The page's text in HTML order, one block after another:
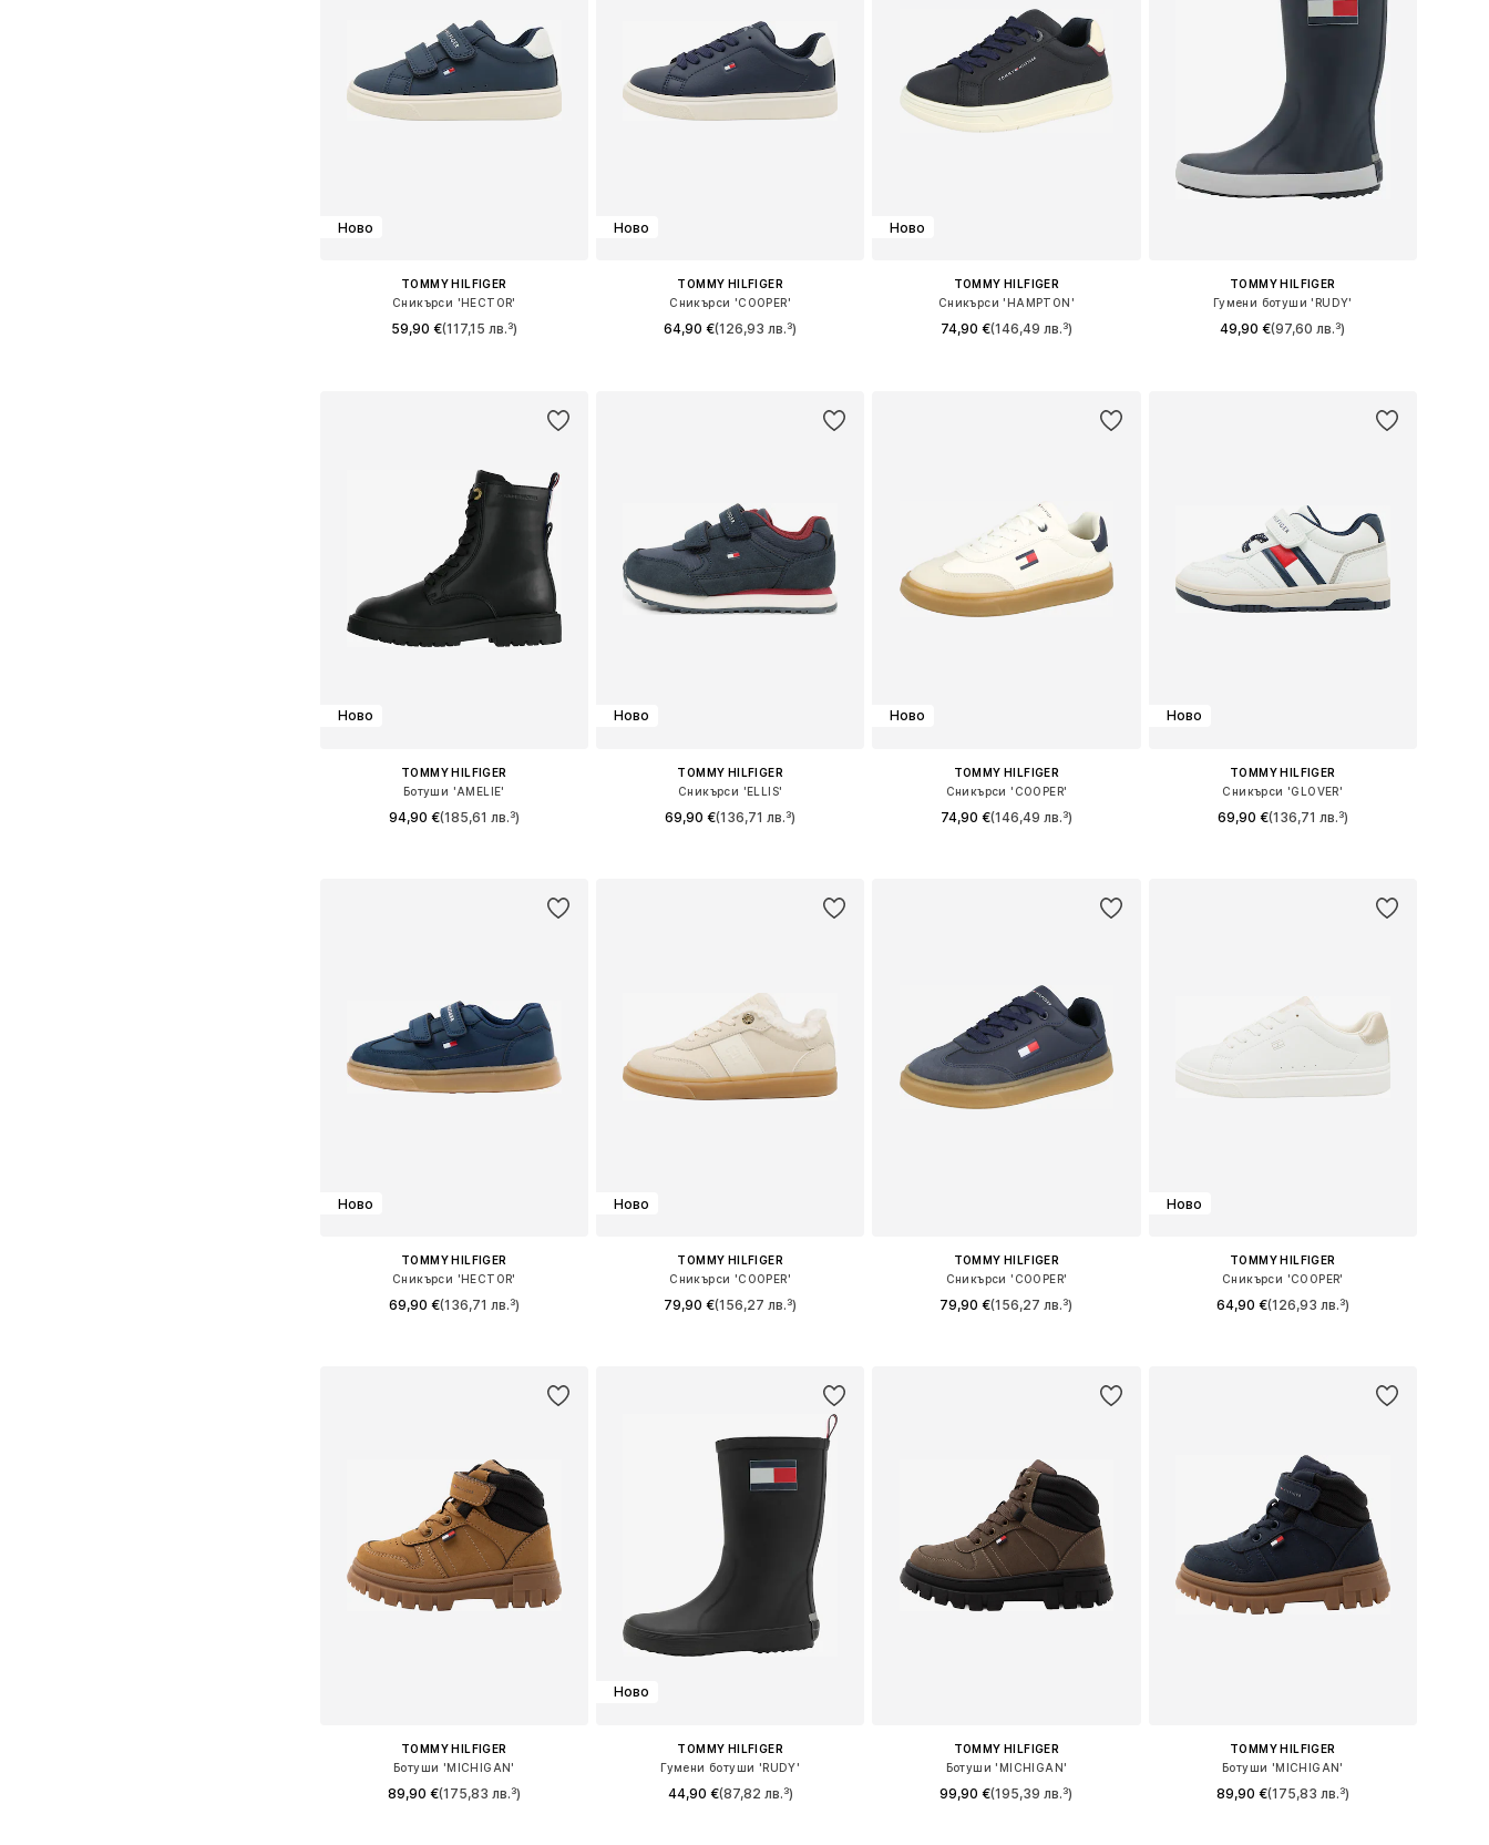
Ново
TOMMY HILFIGER
Сникърси 'HECTOR'
59,90 €(117,15 лв.³)
Ново
TOMMY HILFIGER
Сникърси 'COOPER'
64,90 €(126,93 лв.³)
Ново
TOMMY HILFIGER
Сникърси 'HAMPTON'
74,90 €(146,49 лв.³)
TOMMY HILFIGER
Гумени ботуши 'RUDY'
49,90 €(97,60 лв.³)
Ново
TOMMY HILFIGER
Ботуши 'AMELIE'
94,90 €(185,61 лв.³)
Ново
TOMMY HILFIGER
Сникърси 'ELLIS'
69,90 €(136,71 лв.³)
Ново
TOMMY HILFIGER
Сникърси 'COOPER'
74,90 €(146,49 лв.³)
Ново
TOMMY HILFIGER
Сникърси 'GLOVER'
69,90 €(136,71 лв.³)
Ново
TOMMY HILFIGER
Сникърси 'HECTOR'
69,90 €(136,71 лв.³)
Ново
TOMMY HILFIGER
Сникърси 'COOPER'
79,90 €(156,27 лв.³)
TOMMY HILFIGER
Сникърси 'COOPER'
79,90 €(156,27 лв.³)
Ново
TOMMY HILFIGER
Сникърси 'COOPER'
64,90 €(126,93 лв.³)
TOMMY HILFIGER
Ботуши 'MICHIGAN'
89,90 €(175,83 лв.³)
Ново
TOMMY HILFIGER
Гумени ботуши 'RUDY'
44,90 €(87,82 лв.³)
TOMMY HILFIGER
Ботуши 'MICHIGAN'
99,90 €(195,39 лв.³)
TOMMY HILFIGER
Ботуши 'MICHIGAN'
89,90 €(175,83 лв.³)